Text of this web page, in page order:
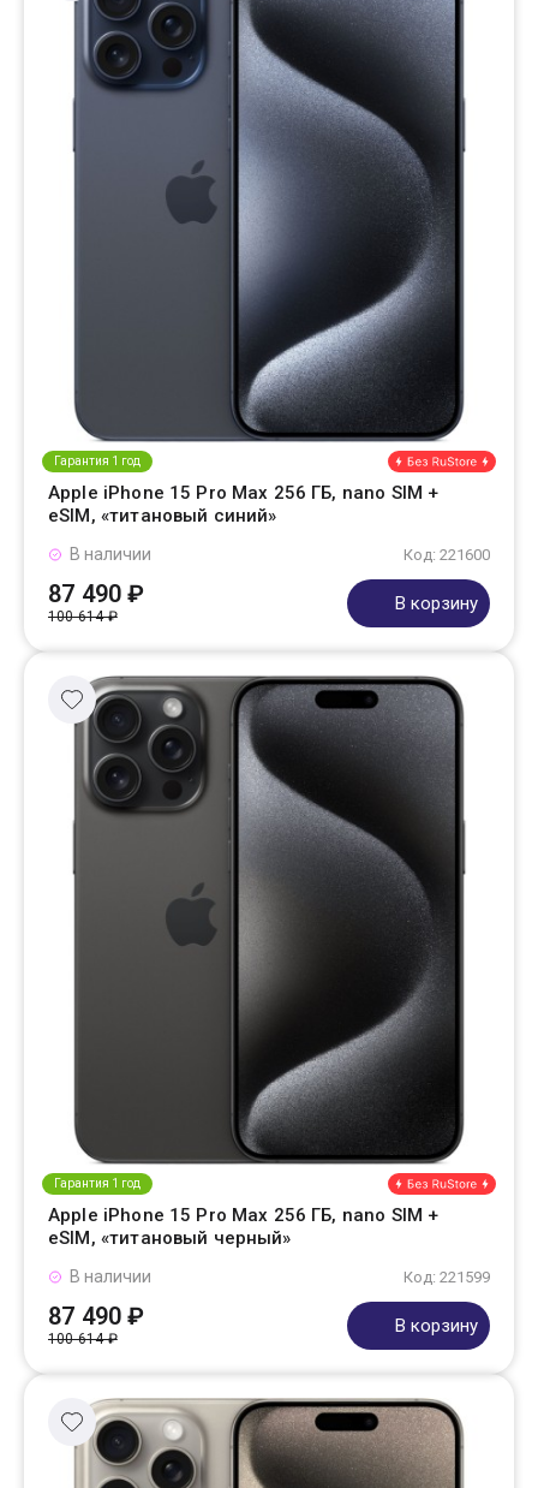
Гарантия 1 год
Apple iPhone 15 Pro Max 256 ГБ, nano SIM +
eSIM, «титановый синий»
Код: 221600
В наличии
87 490 ₽
100 614 ₽
В корзину
Гарантия 1 год
Apple iPhone 15 Pro Max 256 ГБ, nano SIM +
eSIM, «титановый черный»
Код: 221599
В наличии
87 490 ₽
100 614 ₽
В корзину